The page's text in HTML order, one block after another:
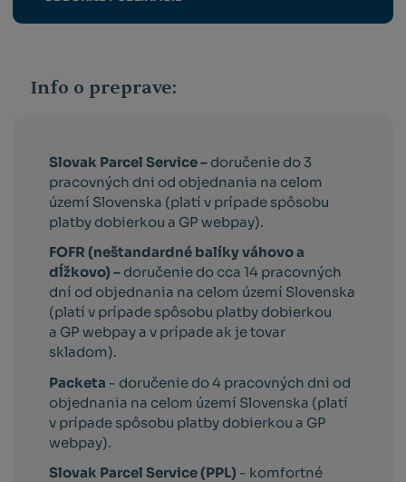
Info o preprave:
Slovak Parcel Service – doručenie do 3
pracovných dni od objednania na celom
území Slovenska (platí v prípade spôsobu
platby dobierkou a GP webpay).
FOFR (neštandardné balíky váhovo a
dĺžkovo) – doručenie do cca 14 pracovných
dní od objednania na celom území Slovenska
(platí v prípade spôsobu platby dobierkou
a GP webpay a v prípade ak je tovar
skladom).
Packeta - doručenie do 4 pracovných dni od
objednania na celom území Slovenska (platí
v prípade spôsobu platby dobierkou a GP
webpay).
Slovak Parcel Service (PPL) - komfortné